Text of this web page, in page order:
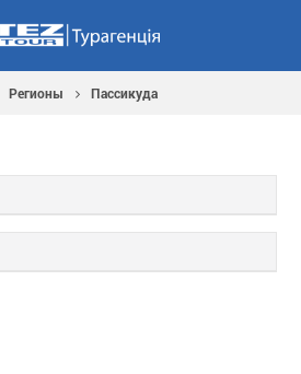
Регионы Пассикуда